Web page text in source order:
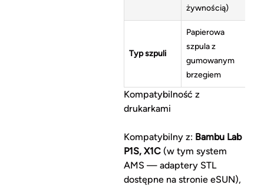
żywnością)
Typ szpuli
Papierowa
szpula z
gumowanym
brzegiem
Kompatybilność z
drukarkami
Kompatybilny z: Bambu Lab
P1S, X1C(w tym system
AMS — adaptery STL
dostępne na stronie eSUN),